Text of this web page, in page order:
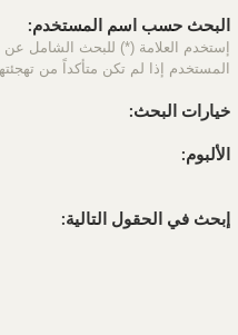
البحث حسب اسم المستخدم:
إستخدم العلامة (*) للبحث الشامل
المستخدم إذا لم تكن متأكداً من
خيارات البحث:
الألبوم:
إبحث في الحقول التالية: